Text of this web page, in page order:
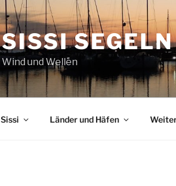
SISSI SEGELN
Wind und Wellen
Sissi Länder und Häfen